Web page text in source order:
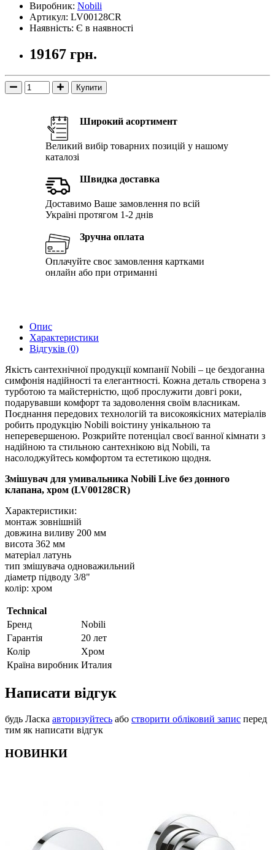
Виробник: Nobili
Артикул: LV00128CR
Наявність: Є в наявності
19167 грн.
Купити
Широкий асортимент
Великий вибір товарних позицій у нашому
каталозі
Швидка доставка
Доставимо Ваше замовлення по всій
Україні протягом 1-2 днів
Зручна оплата
Оплачуйте своє замовлення картками
онлайн або при отриманні
Опис
Характеристики
Відгуків (0)
Якість сантехнічної продукції компанії Nobili – це бездоганна
симфонія надійності та елегантності. Кожна деталь створена з
турботою та майстерністю, щоб прослужити довгі роки,
подарувавши комфорт та задоволення своїм власникам.
Поєднання передових технологій та високоякісних матеріалів
робить продукцію Nobili воістину унікальною та
неперевершеною. Розкрийте потенціал своєї ванної кімнати з
надійною та стильною сантехнікою від Nobili, та
насолоджуйтесь комфортом та естетикою щодня.
Змішувач для умивальника Nobili Live без донного
клапана, хром (LV00128CR)
Характеристики:
монтаж зовнішній
довжина виливу 200 мм
висота 362 мм
матеріал латунь
тип змішувача одноважильний
діаметр підводу 3/8"
колір: хром
Technical
Бренд
Nobili
Гарантія
20 лет
Колір
Хром
Країна виробник Италия
Написати відгук
будь Ласка авторизуйтесь або створити обліковий запис перед
тим як написати відгук
НОВИНКИ